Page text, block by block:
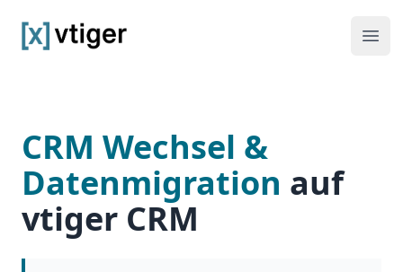
vtiger CRM
CRM Wechsel &
Datenmigration auf
vtiger CRM